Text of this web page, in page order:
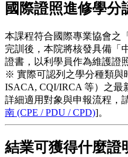
國際證照進修學分
本課程符合國際專業協會之
完訓後，本院將核發具備「
證書，以利學員作為維護證
※ 實際可認列之學分種類與
ISACA, CQI/IRCA 等）之最
詳細適用對象與申報流程，
南 (CPE / PDU / CPD)]。
結業可獲得什麼證